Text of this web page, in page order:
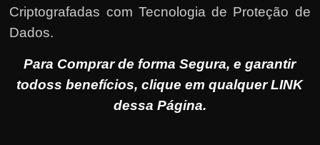
Criptografadas com Tecnologia de Proteção de
Dados.
Para Comprar de forma Segura, e garantir
todoss benefícios, clique em qualquer LINK
dessa Página.